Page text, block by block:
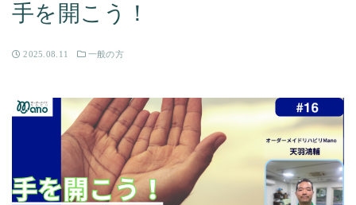
手を開こう！
2025.08.11 一般の方